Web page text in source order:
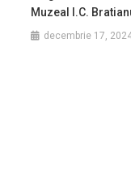
Muzeal I.C.
decembrie 17,